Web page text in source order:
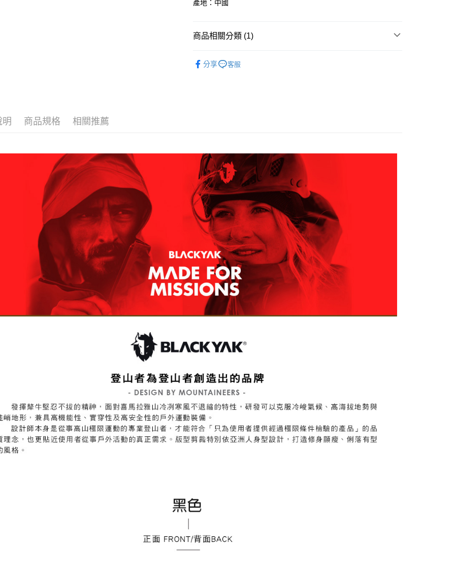
付」結帳頁面，進行簡訊認證並確認金額後，即可完成結帳。
／ATM／網路銀行／等多元方式進行付款，方視為交易完成。
※ 請注意：結帳手續完成當下不需立刻繳費，但若您需要取消訂單，請聯
先享後付繳納相關費用。
※ 交易是否成功請以「AFTEE先享後付 」之結帳頁面顯示為準，若有關於
３．未成年的使用者請事先徵得法定代理人或監護人之同意方可使用
「AFTEE先享後付」，若未經同意申辦者引起之損失，本公司不負相關責
任。
４．使用「AFTEE先享後付」時，將依據個別帳號之用戶狀況，依本公司
即時審查核予不同之上限額度；若仍有額度不足之情形，本公司將視審查
結果請求用戶進行身份認證。
５．嚴禁一人註冊多個帳號或使用他人資訊註冊。若發現惡意使用之情
形，恩沛科技股份有限公司將有權停止該用戶之使用額度並採取法律行
動。
每筆NT$60，滿NT$799(含以上)免運費
每筆NT$60，滿NT$799(含以上)免運費
宅配
每筆NT$70，滿NT$799(含以上)免運費
產地：中國
商品相關分類 (1)
分享
客服
明 商品規格 相關推薦